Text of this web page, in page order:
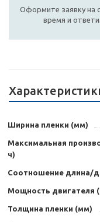
Оформите заявку на
время и
Ширина пленки (мм)
Максимальная
ч)
Соотношение длина/
Мощность двигателя
Толщина пленки (мм)